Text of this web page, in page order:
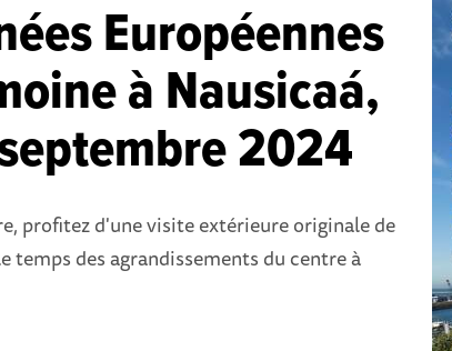
Européennes
à Nausicaá,
2024
profitez d'une visite extérieure originale de
temps des agrandissements du centre à